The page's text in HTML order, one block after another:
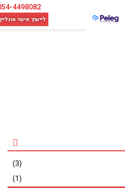
054-4498082
לייעוץ אישיאונליין